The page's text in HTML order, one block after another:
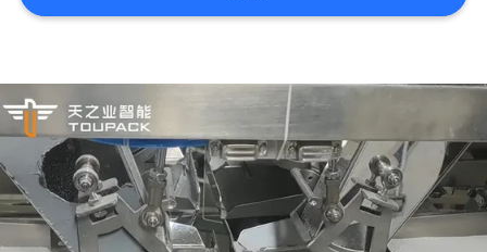
একটি
উদ্ধৃতি
অনুরোধ
করুন